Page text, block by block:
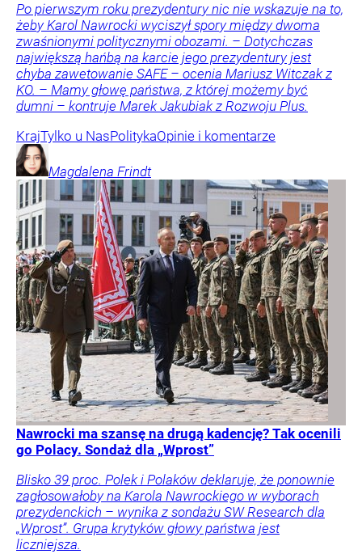
Po pierwszym roku prezydentury nic nie wskazuje na to,
żeby Karol Nawrocki wyciszył spory między dwoma
zwaśnionymi politycznymi obozami. – Dotychczas
największą hańbą na karcie jego prezydentury jest
chyba zawetowanie SAFE – ocenia Mariusz Witczak z
KO. – Mamy głowę państwa, z której możemy być
dumni – kontruje Marek Jakubiak z Rozwoju Plus.
KrajTylko u NasPolitykaOpinie i komentarze
Magdalena Frindt
Nawrocki ma szansę na drugą kadencję? Tak ocenili
go Polacy. Sondaż dla „Wprost”
Blisko 39 proc. Polek i Polaków deklaruje, że ponownie
zagłosowałoby na Karola Nawrockiego w wyborach
prezydenckich – wynika z sondażu SW Research dla
„Wprost”. Grupa krytyków głowy państwa jest
liczniejsza.